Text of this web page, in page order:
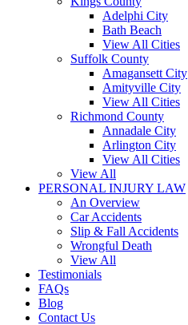
Adelphi City
Bath Beach
View All Cities
Suffolk County
Amagansett City
Amityville City
View All Cities
Richmond County
Annadale City
Arlington City
View All Cities
View All
PERSONAL INJURY LAW
An Overview
Car Accidents
Slip & Fall Accidents
Wrongful Death
View All
Testimonials
FAQs
Blog
Contact Us